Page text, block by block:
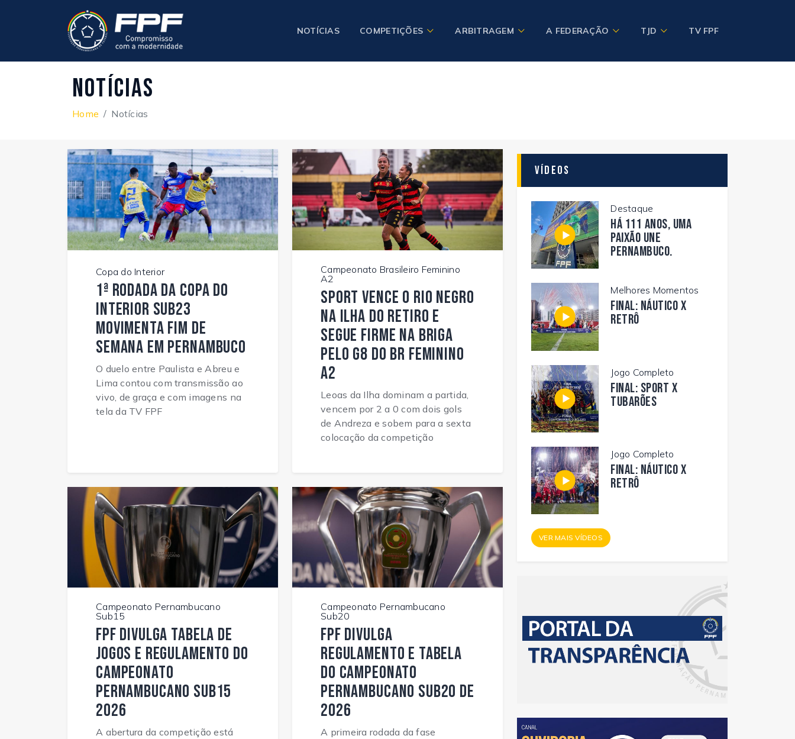
NOTÍCIAS COMPETIÇÕES ARBITRAGEM A FEDERAÇÃO TJD TV FPF
Notícias
Home Notícias
Copa do Interior
1ª rodada da Copa do
Interior Sub23
movimenta fim de
semana em Pernambuco
O duelo entre Paulista e Abreu e
Lima contou com transmissão ao
vivo, de graça e com imagens na
tela da TV FPF
Campeonato Brasileiro Feminino
A2
Sport vence o Rio Negro
na Ilha do Retiro e
segue firme na briga
pelo G8 do BR Feminino
A2
Leoas da Ilha dominam a partida,
vencem por 2 a 0 com dois gols
de Andreza e sobem para a sexta
colocação da competição
Campeonato Pernambucano
Sub15
FPF divulga tabela de
jogos e regulamento do
Campeonato
Pernambucano Sub15
2026
A abertura da competição está
Campeonato Pernambucano
Sub20
FPF divulga
regulamento e tabela
do Campeonato
Pernambucano Sub20 de
2026
A primeira rodada da fase
Vídeos
Destaque
Há 111 anos, uma
paixão une
Pernambuco.
Melhores Momentos
FINAL: NÁUTICO X
RETRÔ
Jogo Completo
FINAL: SPORT X
TUBARÕES
Jogo Completo
FINAL: NÁUTICO X
RETRÔ
VER MAIS VÍDEOS